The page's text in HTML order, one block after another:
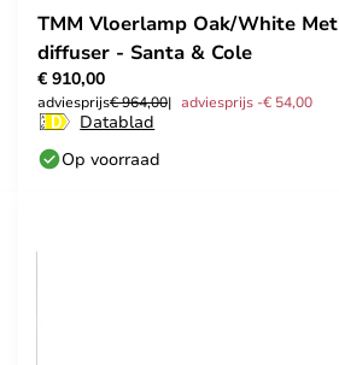
TMM Vloerlamp Oak/White Met
diffuser - Santa & Cole
€ 910,00
adviesprijs€ 964,00 adviesprijs -€ 54,00
Datablad
Op voorraad